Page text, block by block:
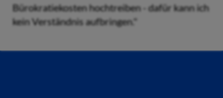
Bürokratiekosten hochtreiben - dafür kann ich
kein Verständnis aufbringen."